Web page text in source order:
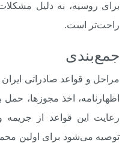
راحت‌تر است.
جمع‌بندی
مراحل و قواعد صادراتی
اظهارنامه، اخذ مجوزها،
رعایت این قواعد از جریمه
توصیه می‌شود برای اولین